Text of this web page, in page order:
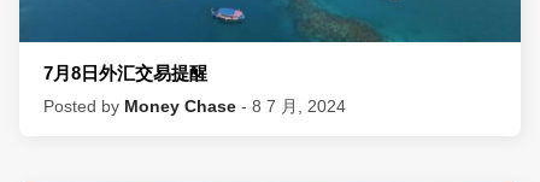
7月8日外汇交易提醒
Posted by Money Chase - 8 7 月, 2024